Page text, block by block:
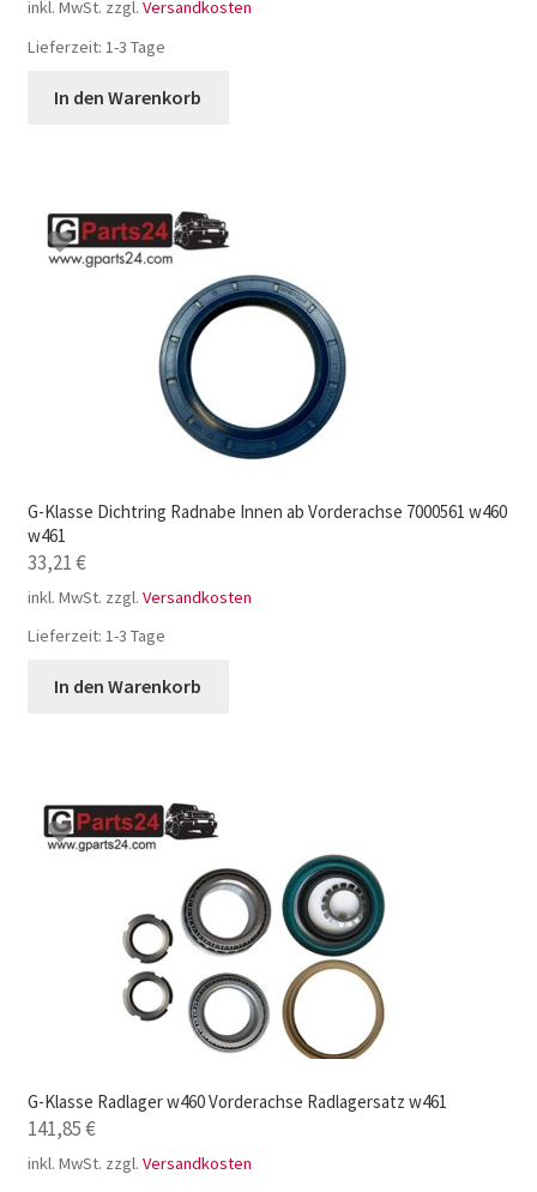
inkl. MwSt. zzgl. Versandkosten
Lieferzeit: 1-3 Tage
In den Warenkorb
G-Klasse Dichtring Radnabe Innen ab Vorderachse 7000561 w460
w461
33,21€
inkl. MwSt. zzgl. Versandkosten
Lieferzeit: 1-3 Tage
In den Warenkorb
G-Klasse Radlager w460 Vorderachse Radlagersatz w461
141,85€
inkl. MwSt. zzgl. Versandkosten